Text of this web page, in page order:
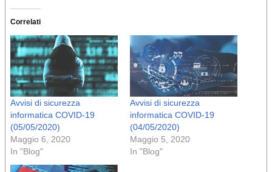
Correlati
Avvisi di sicurezza
informatica COVID-19
(05/05/2020)
Maggio 6, 2020
In "Blog"
Avvisi di sicurezza
informatica COVID-19
(04/05/2020)
Maggio 5, 2020
In "Blog"